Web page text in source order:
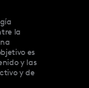
la
es
y las
y de